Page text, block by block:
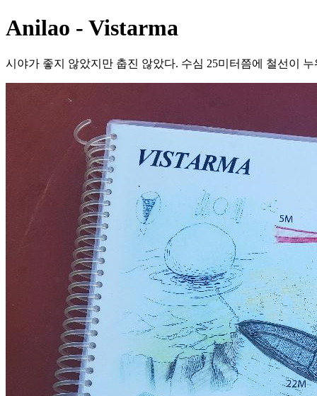
Anilao - Vistarma
시야가 좋지 않았지만 춥진 않았다. 수심 25미터쯤에 철선이